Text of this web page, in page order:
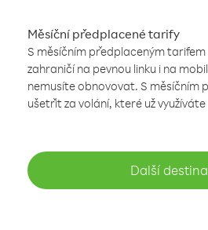
Měsíční předplacené tarify
S měsíčním předplaceným
zahraničí na pevnou linku i na
nemusíte obnovovat. S měsíčním
ušetřit za volání, které už využíváte
Další